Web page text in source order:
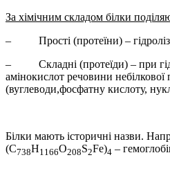
За хімічним складом білки
– Прості (протеїни) –
– Складні (протеїди) – при
амінокислот речовини небілкової
(вуглеводи,фосфатну кислоту,
Білки мають історичні назви.
(С738Н1166О208S2Fe)4 –